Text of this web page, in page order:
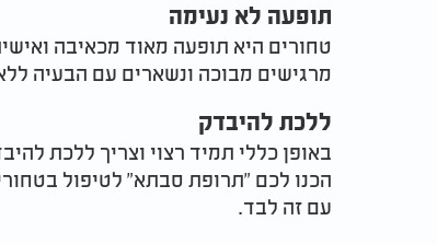
תופעה לא נעימה
טחורים היא תופעה מאוד מכאיבה
מרגישים מבוכה ונשארים עם הבעיה
ללכת להיבדק
באופן כללי תמיד רצוי וצריך ללכת
הכנו לכם "תרופת סבתא" לטיפול
עם זה לבד.